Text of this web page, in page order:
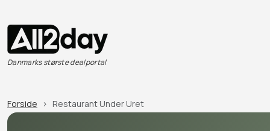
Danmarks største dealportal
Forside Restaurant Under Uret